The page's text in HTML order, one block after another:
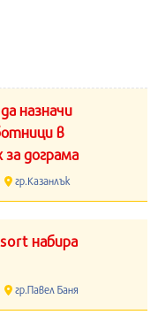
назначи
в
дограма
гр.Казанлък
набира
гр.Павел Баня